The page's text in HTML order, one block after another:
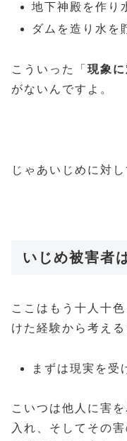
地下神殿を作り
ダムを造り水を
こういった「 現象
がないんですよ。
じゃあいじめに対
いじめ被害者
ここはもう十人十
けた経験から考える
まずは現実を受
こいつは他人に害
入れ、そしてその